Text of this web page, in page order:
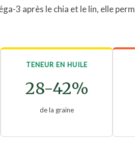
3 après le chia et le lin, elle
TENEUR EN HUILE
28-42%
de la graine